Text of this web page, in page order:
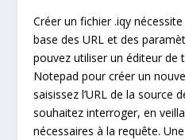
Créer un fichier .iqy
base des URL et des
pouvez utiliser un éditeur de
Notepad pour créer un
saisissez l’URL de la source
souhaitez interroger, en
nécessaires à la requête.